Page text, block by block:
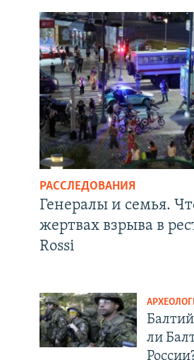
РАССЛЕДОВАНИЯ
Генералы и семья.
жертвах взрыва в
Rossi
ли